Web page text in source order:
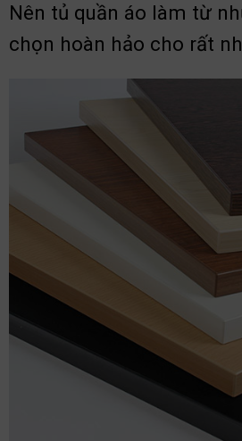
Nên tủ quần áo làm từ
chọn hoàn hảo cho rất